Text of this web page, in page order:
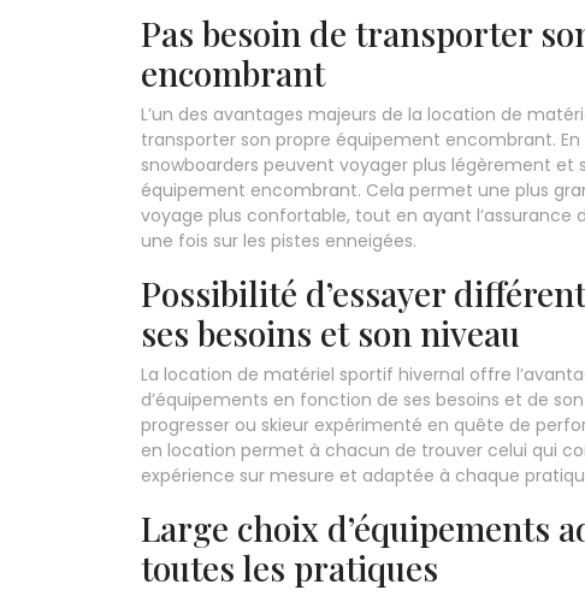
Pas besoin de transporter
encombrant
L’un des avantages majeurs de la location de
transporter son propre équipement encombrant.
snowboarders peuvent voyager plus légèrement
équipement encombrant. Cela permet une plus
voyage plus confortable, tout en ayant
une fois sur les pistes enneigées.
Possibilité d’essayer
ses besoins et son niveau
La location de matériel sportif hivernal offre
d’équipements en fonction de ses besoins et de
progresser ou skieur expérimenté en quête de
en location permet à chacun de trouver celui qui
expérience sur mesure et adaptée à chaque
Large choix d’équipements
toutes les pratiques